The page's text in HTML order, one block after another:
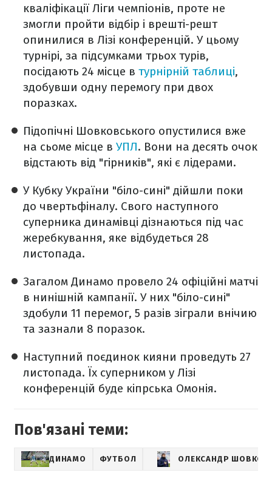
кваліфікації Ліги чемпіонів, проте не
змогли пройти відбір і врешті-решт
опинилися в Лізі конференцій. У цьому
турнірі, за підсумками трьох турів,
посідають 24 місце в турнірній таблиці,
здобувши одну перемогу при двох
поразках.
Підопічні Шовковського опустилися вже
на сьоме місце в УПЛ. Вони на десять очок
відстають від "гірників", які є лідерами.
У Кубку України "біло-сині" дійшли поки
до чвертьфіналу. Свого наступного
суперника динамівці дізнаються під час
жеребкування, яке відбудеться 28
листопада.
Загалом Динамо провело 24 офіційні матчі
в нинішній кампанії. У них "біло-сині"
здобули 11 перемог, 5 разів зіграли внічию
та зазнали 8 поразок.
Наступний поєдинок кияни проведуть 27
листопада. Їх суперником у Лізі
конференцій буде кіпрська Омонія.
Пов'язані теми:
ДИНАМО ФУТБОЛ ОЛЕКСАНДР